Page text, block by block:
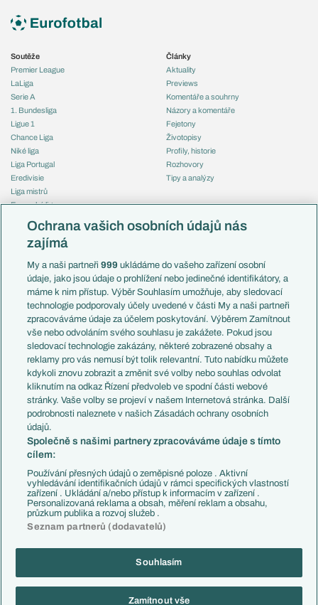
Soutěže
Premier League
LaLiga
Serie A
1. Bundesliga
Ligue 1
Chance Liga
Niké liga
Liga Portugal
Eredivisie
Liga mistrů
Evropská liga
Mistrovství světa
Liga národů
Témata
Představení týmů MS
EuroSkauting
PL v kostce
Evropské koeficienty
Přestupy
Přestupové spekulace
Zranění
Kluby
Arsenal FC
Chelsea FC
Manchester United
AC Milán
Juventus FC
Bayern Mnichov
FC Barcelona
Real Madrid
Články
Aktuality
Previews
Komentáře a souhrny
Názory a komentáře
Fejetony
Životopisy
Profily, historie
Rozhovory
Tipy a analýzy
Česko
Francie
Itálie
Německo
Španělsko
Argentina
Brazílie
Přestupy
Zápasy
Livescore
Tipovací soutěž
Copyright © 2001-2026 EuroFotbal.cz. Využíváme zpravodajství ČTK.
Informace o zpracování osobních údajů
Ochrana vašich osobních údajů nás
zajímá
My a naši partneři999 ukládáme do vašeho zařízení osobní
údaje, jako jsou údaje o prohlížení nebo jedinečné identifikátory, a
máme k nim přístup. Výběr Souhlasím umožňuje, aby sledovací
technologie podporovaly účely uvedené v části My a naši partneři
zpracováváme údaje za účelem poskytování. Výběrem Zamítnout
vše nebo odvoláním svého souhlasu je zakážete. Pokud jsou
sledovací technologie zakázány, některé zobrazené obsahy a
reklamy pro vás nemusí být tolik relevantní. Tuto nabídku můžete
kdykoli znovu zobrazit a změnit své volby nebo souhlas odvolat
kliknutím na odkaz Řízení předvoleb ve spodní části webové
stránky. Vaše volby se projeví v našem Internetová stránka. Další
podrobnosti naleznete v našich Zásadách ochrany osobních
údajů.
Společně s našimi partnery zpracováváme údaje s tímto
cílem:
Používání přesných údajů o zeměpisné poloze . Aktivní
vyhledávání identifikačních údajů v rámci specifických vlastností
zařízení . Ukládání a/nebo přístup k informacím v zařízení .
Personalizovaná reklama a obsah, měření reklam a obsahu,
průzkum publika a rozvoj služeb .
Seznam partnerů (dodavatelů)
Souhlasím
Zamítnout vše